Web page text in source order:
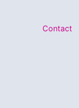
Contact